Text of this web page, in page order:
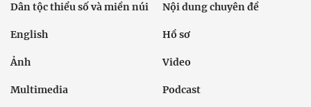
Dân tộc thiểu số và miền núi Nội dung chuyên đề
English Hồ sơ
Ảnh Video
Multimedia Podcast